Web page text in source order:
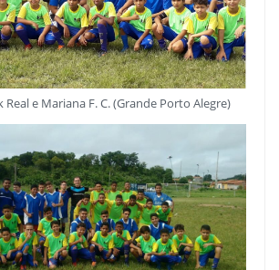
Real e Mariana F. C. (Grande Porto Alegre)